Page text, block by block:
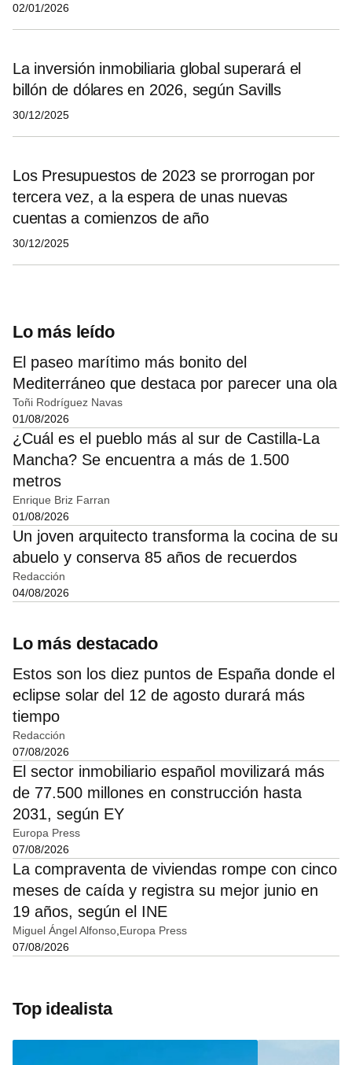
02/01/2026
La inversión inmobiliaria global superará el
billón de dólares en 2026, según Savills
30/12/2025
Los Presupuestos de 2023 se prorrogan por
tercera vez, a la espera de unas nuevas
cuentas a comienzos de año
30/12/2025
Lo más leído
El paseo marítimo más bonito del
Mediterráneo que destaca por parecer una ola
Toñi Rodríguez Navas
01/08/2026
¿Cuál es el pueblo más al sur de Castilla-La
Mancha? Se encuentra a más de 1.500
metros
Enrique Briz Farran
01/08/2026
Un joven arquitecto transforma la cocina de su
abuelo y conserva 85 años de recuerdos
Redacción
04/08/2026
Lo más destacado
Estos son los diez puntos de España donde el
eclipse solar del 12 de agosto durará más
tiempo
Redacción
07/08/2026
El sector inmobiliario español movilizará más
de 77.500 millones en construcción hasta
2031, según EY
Europa Press
07/08/2026
La compraventa de viviendas rompe con cinco
meses de caída y registra su mejor junio en
19 años, según el INE
Miguel Ángel Alfonso Europa Press
07/08/2026
Top idealista